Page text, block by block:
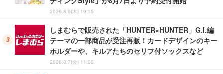
2026.8.6(木) 19:15
しまむらで販売された「HUNTER×HUNTER」G.I.編
テーマの一部商品が受注再販！カードデザインのキー
ホルダーや、キルアたちのセリフ付ソックスなど
2026.8.7(金) 11:00